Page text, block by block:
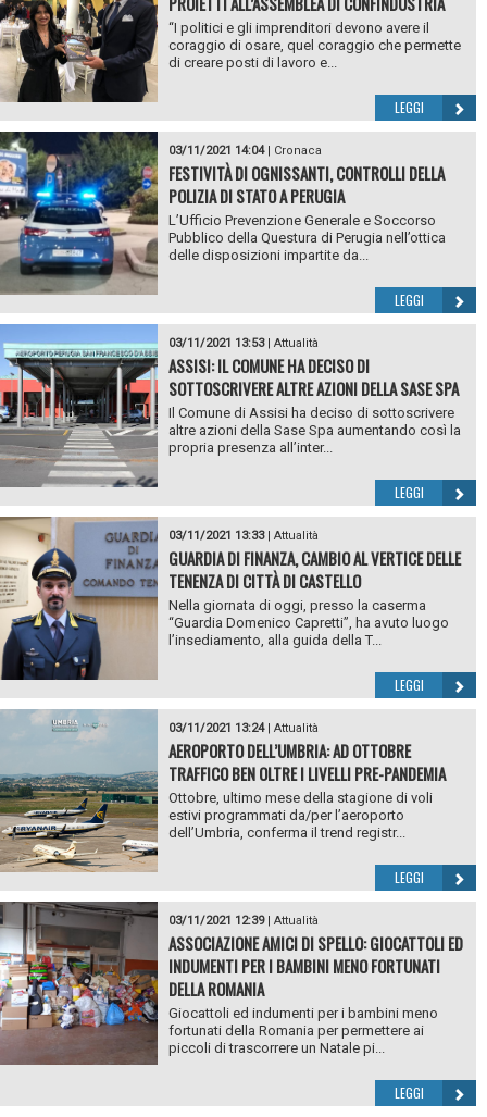
“I politici e gli imprenditori devono avere il
coraggio di osare, quel coraggio che permette
di creare posti di lavoro e...
LEGGI
03/11/2021 14:04| Cronaca
FESTIVITÀ DI OGNISSANTI, CONTROLLI DELLA
POLIZIA DI STATO A PERUGIA
L’Ufficio Prevenzione Generale e Soccorso
Pubblico della Questura di Perugia nell’ottica
delle disposizioni impartite da...
LEGGI
03/11/2021 13:53| Attualità
ASSISI: IL COMUNE HA DECISO DI
SOTTOSCRIVERE ALTRE AZIONI DELLA SASE SPA
Il Comune di Assisi ha deciso di sottoscrivere
altre azioni della Sase Spa aumentando così la
propria presenza all’inter...
LEGGI
03/11/2021 13:33| Attualità
GUARDIA DI FINANZA, CAMBIO AL VERTICE DELLE
TENENZA DI CITTÀ DI CASTELLO
Nella giornata di oggi, presso la caserma
“Guardia Domenico Capretti”, ha avuto luogo
l’insediamento, alla guida della T...
LEGGI
03/11/2021 13:24| Attualità
AEROPORTO DELL’UMBRIA: AD OTTOBRE
TRAFFICO BEN OLTRE I LIVELLI PRE-PANDEMIA
Ottobre, ultimo mese della stagione di voli
estivi programmati da/per l’aeroporto
dell’Umbria, conferma il trend registr...
LEGGI
03/11/2021 12:39| Attualità
ASSOCIAZIONE AMICI DI SPELLO: GIOCATTOLI ED
INDUMENTI PER I BAMBINI MENO FORTUNATI
DELLA ROMANIA
Giocattoli ed indumenti per i bambini meno
fortunati della Romania per permettere ai
piccoli di trascorrere un Natale pi...
LEGGI